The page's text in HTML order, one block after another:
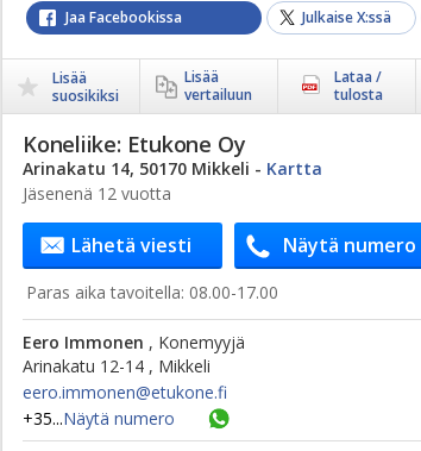
Jaa Facebookissa Julkaise X:ssä
Lisää
suosikiksi
Lisää
vertailuun
Lataa /
tulosta
Koneliike: Etukone Oy
Arinakatu 14, 50170 Mikkeli - Kartta
Jäsenenä 12 vuotta
Lähetä viesti Näytä numero
Paras aika tavoitella: 08.00-17.00
Eero Immonen , Konemyyjä
Arinakatu 12-14 , Mikkeli
eero.immonen@​etukone.fi
+35...Näytä numero